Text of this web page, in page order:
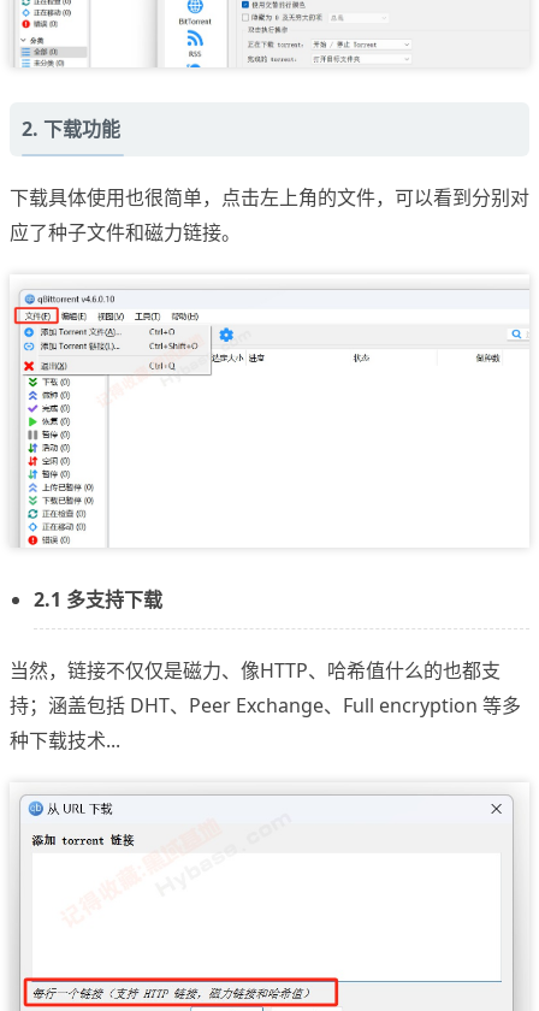
2. 下载功能
下载具体使用也很简单，点击左上角的文件，可以看到分别对
应了种子文件和磁力链接。
2.1 多支持下载
当然，链接不仅仅是磁力、像HTTP、哈希值什么的也都支
持；涵盖包括 DHT、Peer Exchange、Full encryption 等多
种下载技术...